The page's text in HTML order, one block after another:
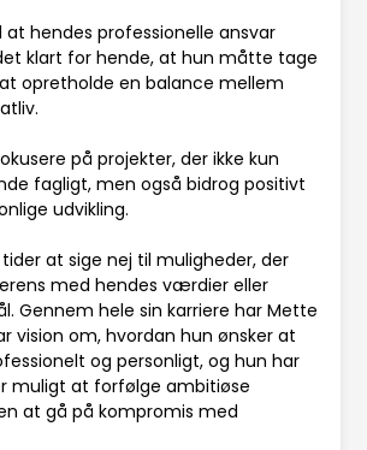
hendes professionelle ansvar
klart for hende, at hun måtte tage
opretholde en balance mellem
på projekter, der ikke kun
fagligt, men også bidrog positivt
udvikling.
at sige nej til muligheder, der
med hendes værdier eller
Gennem hele sin karriere har Mette
vision om, hvordan hun ønsker at
og personligt, og hun har
muligt at forfølge ambitiøse
at gå på kompromis med